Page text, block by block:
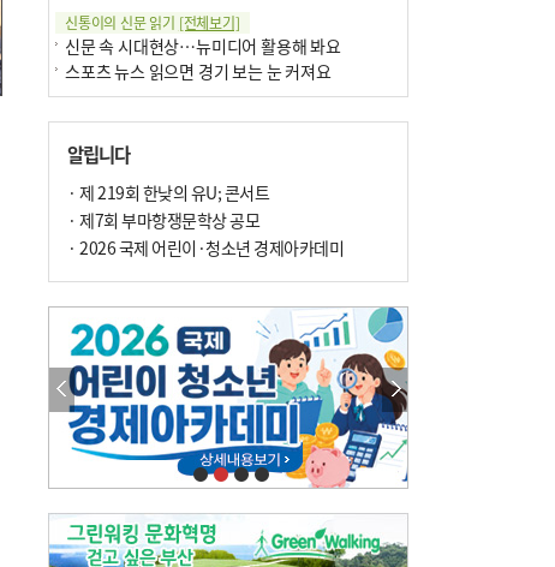
신통이의 신문 읽기 [전체보기]
신문 속 시대현상…뉴미디어 활용해 봐요
스포츠 뉴스 읽으면 경기 보는 눈 커져요
구·군 승진 축하화분 관행 없애자니 소상공인 울상
팩트체크[전체보기]
의령 한우산 털중나리
한 손 뉴스[전체보기]
시민이 개발한 폭염 대응 앱 ‘그늘로’ 길안내 지도 등 인기
골목 맛집 발굴 고메 셀렉션…부산시, 페스티벌 시월 연계
오늘의 날씨-[전체보기]
오늘의 날씨- 2026년 8월 7일
오늘의 날씨- 2026년 8월 6일
우리 결혼해요-[전체보기]
우리 결혼해요- 김홍윤·정세빈 커플
알립니다
· 제 219회 한낮의 유U; 콘서트
· 제7회 부마항쟁문학상 공모
· 2026 국제 어린이·청소년 경제아카데미